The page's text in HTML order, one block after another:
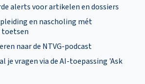
alerts voor artikelen en dossiers
en nascholing mét
toetsen
naar de NTVG-podcast
je vragen via de AI-toepassing 'Ask